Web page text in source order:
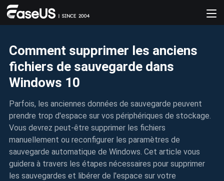
Comment supprimer les anciens
fichiers de sauvegarde dans
Windows 10
Parfois, les anciennes données de sauvegarde peuvent
prendre trop d'espace sur vos périphériques de stockage.
Vous devrez peut-être supprimer les fichiers
manuellement ou reconfigurer les paramètres de
sauvegarde automatique de Windows. Cet article vous
guidera à travers les étapes nécessaires pour supprimer
les sauvegardes et libérer de l'espace sur votre